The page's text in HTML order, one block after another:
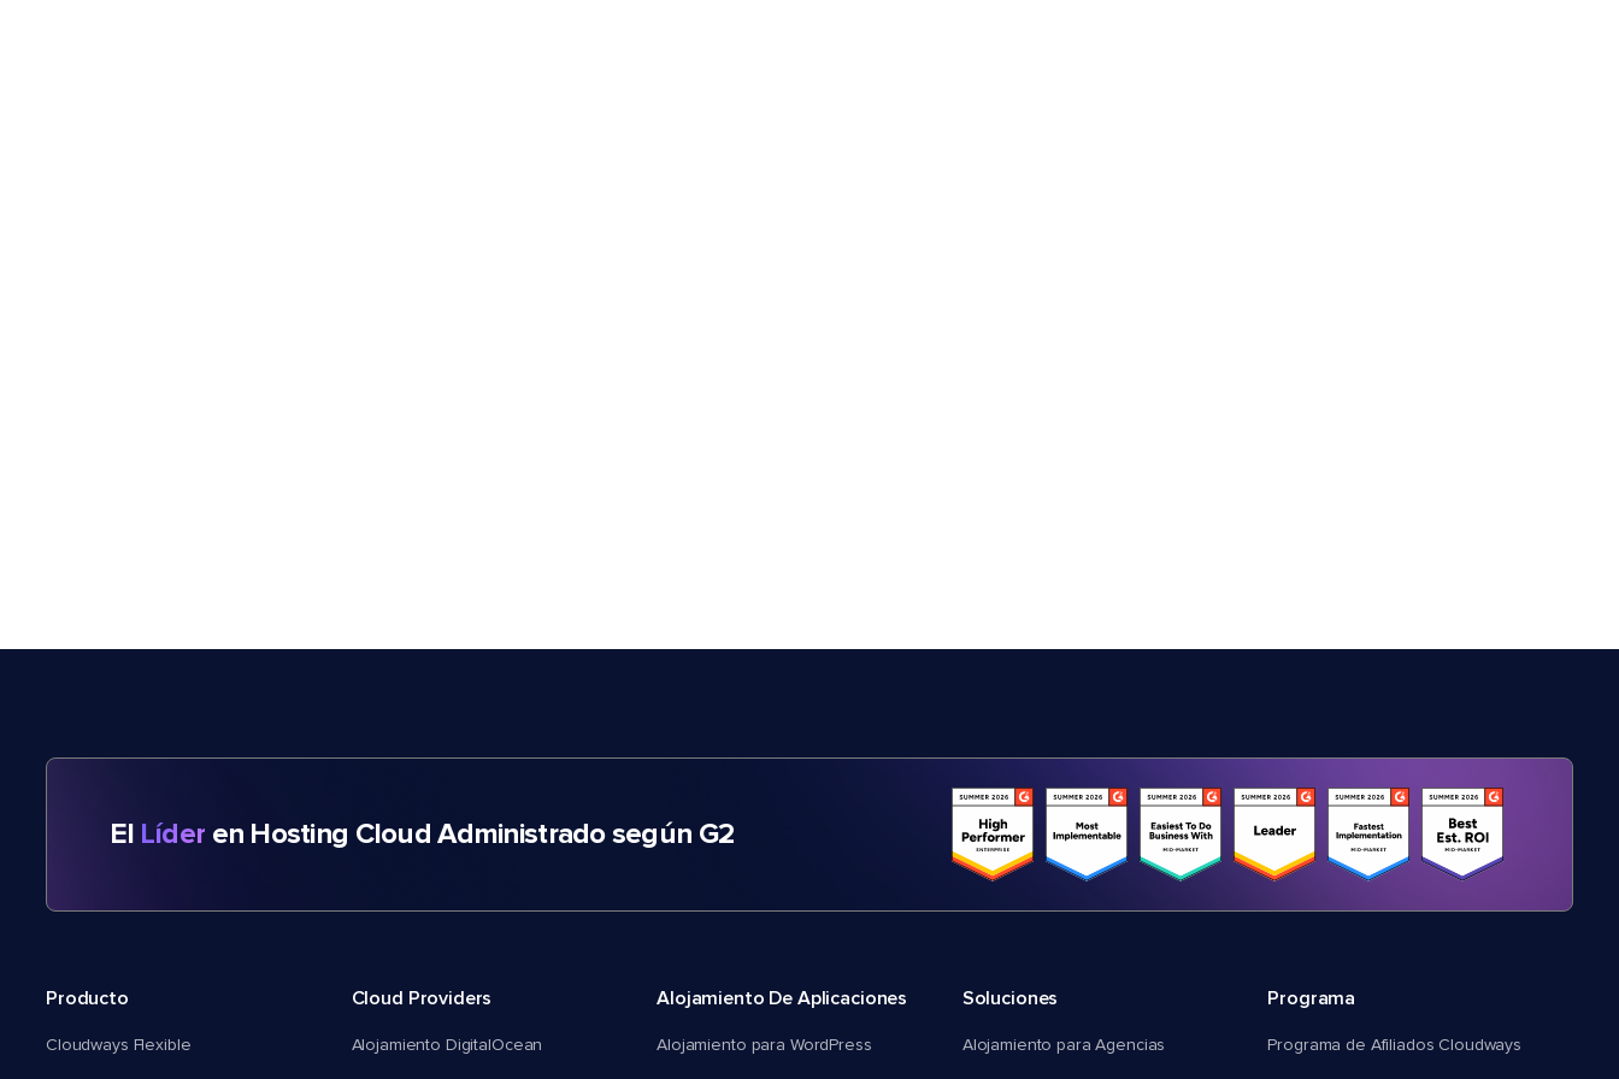
El Líder en Hosting Cloud Administrado según G2
Producto
Cloudways Flexible
Cloud Providers
Alojamiento DigitalOcean
Alojamiento De Aplicaciones
Alojamiento para WordPress
Soluciones
Alojamiento para Agencias
Programa
Programa de Afiliados Cloudways